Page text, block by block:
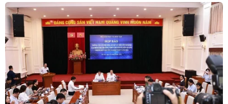
Pakansari
02/08/2026 14:04
HLV Kim Sang Sik: 'Tuyển Việt Nam
đặt mục tiêu giành 3 điểm ngay trên
sân Indonesia'
02/08/2026 13:04